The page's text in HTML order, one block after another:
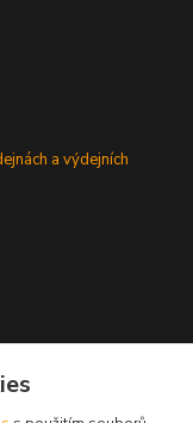
a výdejních